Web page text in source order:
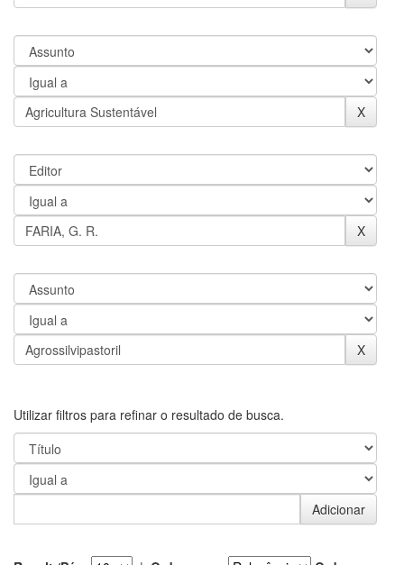
Utilizar filtros para refinar o resultado de busca.